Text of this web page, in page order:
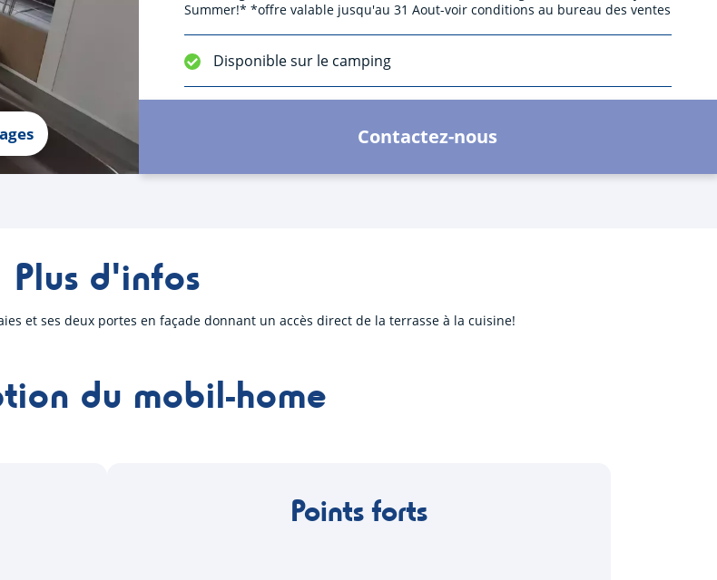
Summer!* *offre valable jusqu'au 31 Aout-voir conditions au bureau des ventes
Disponible sur le camping
Contactez-nous
Plus d'infos
et ses deux portes en façade donnant un accès direct de la terrasse à la cuisine!
du mobil-home
Points forts